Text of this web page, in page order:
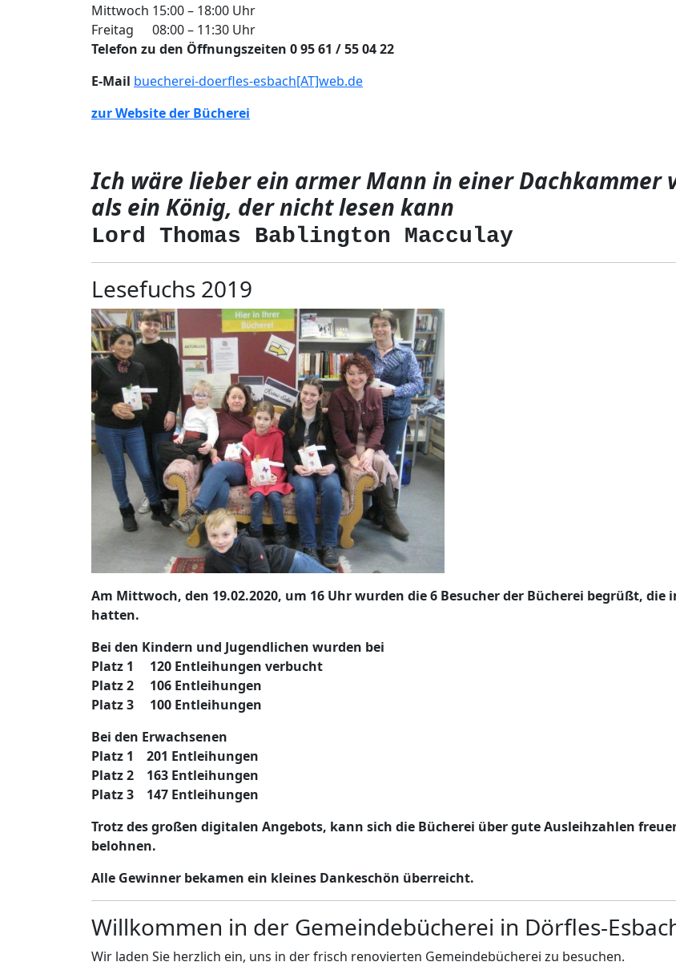
Mittwoch 15:00 – 18:00 Uhr
Freitag
08:00 – 11:30 Uhr
Telefon zu den Öffnungszeiten 0 95 61 / 55 04 22
E-Mail buecherei-doerfles-esbach[AT]web.de
zur Website der Bücherei
Ich wäre lieber ein armer Mann in einer Dachkammer
als ein König, der nicht lesen kann
Lord Thomas Bablington Macculay
Lesefuchs 2019
Am Mittwoch, den 19.02.2020, um 16 Uhr wurden die 6 Besucher der Bücherei begrüßt,
hatten.
Bei den Kindern und Jugendlichen wurden bei
Platz 1 120 Entleihungen verbucht
Platz 2 106 Entleihungen
Platz 3 100 Entleihungen
Bei den Erwachsenen
Platz 1 201 Entleihungen
Platz 2 163 Entleihungen
Platz 3 147 Entleihungen
Trotz des großen digitalen Angebots, kann sich die Bücherei über gute Ausleihzahlen
belohnen.
Alle Gewinner bekamen ein kleines Dankeschön überreicht.
Willkommen in der Gemeindebücherei in Dörfles-
Wir laden Sie herzlich ein, uns in der frisch renovierten Gemeindebücherei zu besuchen.